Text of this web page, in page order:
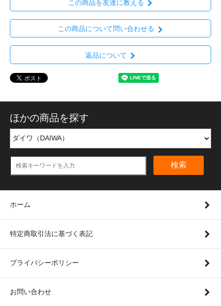
この商品を友達に教える
この商品について問い合わせる
返品について
ほかの商品を探す
検索
ホーム
特定商取引法に基づく表記
プライバシーポリシー
お問い合わせ